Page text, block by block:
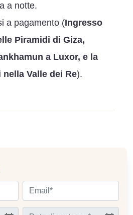
a notte.
a pagamento (Ingresso
Piramidi di Giza,
a Luxor, e la
nella Valle dei Re).